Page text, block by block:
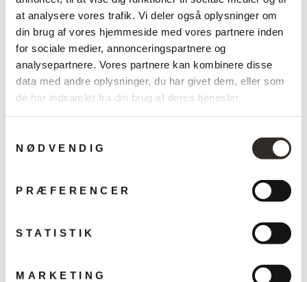
at analysere vores trafik. Vi deler også oplysninger om
din brug af vores hjemmeside med vores partnere inden
for sociale medier, annonceringspartnere og
analysepartnere. Vores partnere kan kombinere disse
data med andre oplysninger, du har givet dem, eller som
de har indsamlet fra din brug af deres tjenester.
NØDVENDIG
PRÆFERENCER
STATISTIK
MARKETING
Måske du også kan lide?
Udsalg
Stratum Echo tæppe
LINIE DESIGN